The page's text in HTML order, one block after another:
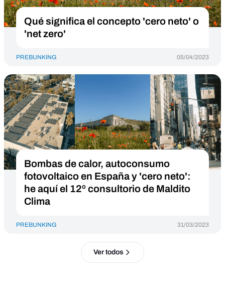
Qué significa el concepto 'cero neto' o
'net zero'
PREBUNKING 05/04/2023
Bombas de calor, autoconsumo
fotovoltaico en España y 'cero neto':
he aquí el 12º consultorio de Maldito
Clima
PREBUNKING 31/03/2023
Ver todos